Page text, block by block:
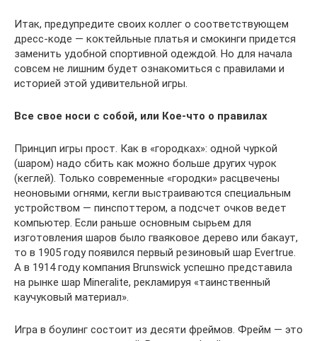
Итак, предупредите своих коллег о соответствующем
дресс-коде — коктейльные платья и смокинги придется
заменить удобной спортивной одеждой. Но для начала
совсем не лишним будет ознакомиться с правилами и
историей этой удивительной игры.
Все свое носи с собой, или Кое-что о правилах
Принцип игры прост. Как в «городках»: одной чуркой
(шаром) надо сбить как можно больше других чурок
(кеглей). Только современные «городки» расцвечены
неоновыми огнями, кегли выстраиваются специальным
устройством — пинспоттером, а подсчет очков ведет
компьютер. Если раньше основным сырьем для
изготовления шаров было гваяковое дерево или бакаут,
то в 1905 году появился первый резиновый шар Evertrue.
А в 1914 году компания Brunswick успешно представила
на рынке шар Mineralite, рекламируя «таинственный
каучуковый материал».
Игра в боулинг состоит из десяти фреймов. Фрейм — это